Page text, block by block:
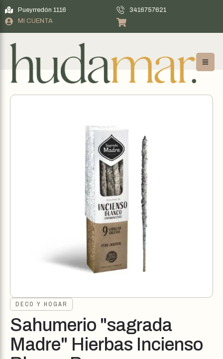
Pueyrredón 1116
3416757621
MI CUENTA
DECO Y HOGAR
Sahumerio "sagrada
Madre" Hierbas Incienso